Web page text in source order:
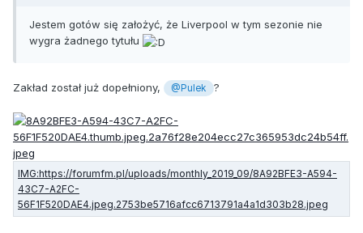
Jestem gotów się założyć, że Liverpool w tym sezonie nie
wygra żadnego tytułu
Zakład został już dopełniony, @Pulek ?